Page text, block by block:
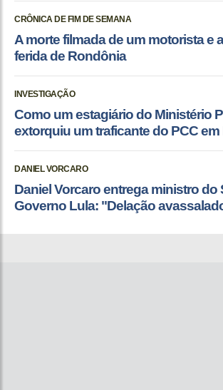
CRÔNICA DE FIM DE SEMANA
A morte filmada de um motorista e
ferida de Rondônia
INVESTIGAÇÃO
Como um estagiário do Ministério
extorquiu um traficante do PCC em
DANIEL VORCARO
Daniel Vorcaro entrega ministro do
Governo Lula: "Delação